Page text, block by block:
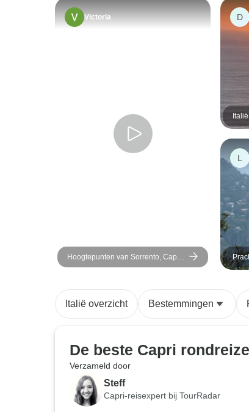
Victoria
Hoogtepunten van Sorrento, Capri
& de Amalfikust - een privé-rondreis
D
L
Italië overzicht Bestemmingen
De beste Capri
Verzameld door
Steff
Capri-reisexpert bij TourRadar